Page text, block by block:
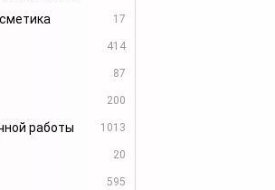
17
414
87
200
работы 1013
20
595